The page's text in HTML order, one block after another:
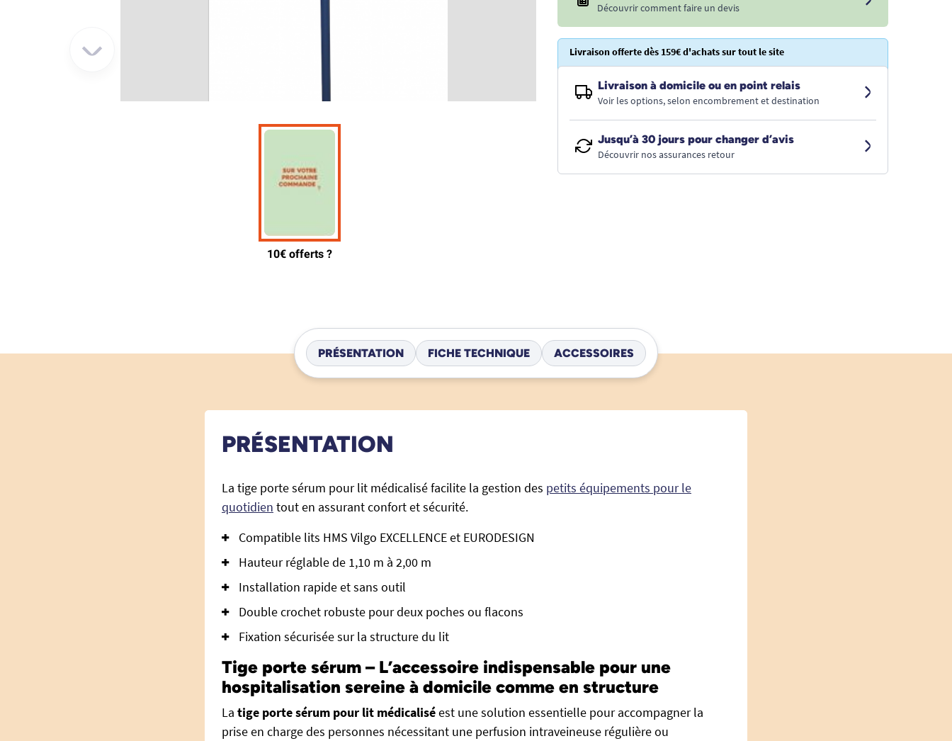
Découvrir comment faire un devis
Livraison offerte dès 159€ d'achats sur tout le site
Livraison à domicile ou en point relais
Voir les options, selon encombrement et destination
Jusqu’à 30 jours pour changer d’avis
Découvrir nos assurances retour
PRÉSENTATION FICHE TECHNIQUE ACCESSOIRES
PRÉSENTATION
La tige porte sérum pour lit médicalisé facilite la gestion des petits équipements pour le
quotidien tout en assurant confort et sécurité.
Compatible lits HMS Vilgo EXCELLENCE et EURODESIGN
Hauteur réglable de 1,10 m à 2,00 m
Installation rapide et sans outil
Double crochet robuste pour deux poches ou flacons
Fixation sécurisée sur la structure du lit
Tige porte sérum – L’accessoire indispensable pour une
hospitalisation sereine à domicile comme en structure
La tige porte sérum pour lit médicaliséest une solution essentielle pour accompagner la
prise en charge des personnes nécessitant une perfusion intraveineuse régulière ou